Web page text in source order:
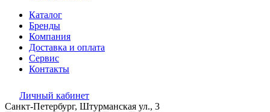
Каталог
Бренды
Компания
Доставка и оплата
Сервис
Контакты
Личный кабинет
Санкт-Петербург, Штурманская ул., 3